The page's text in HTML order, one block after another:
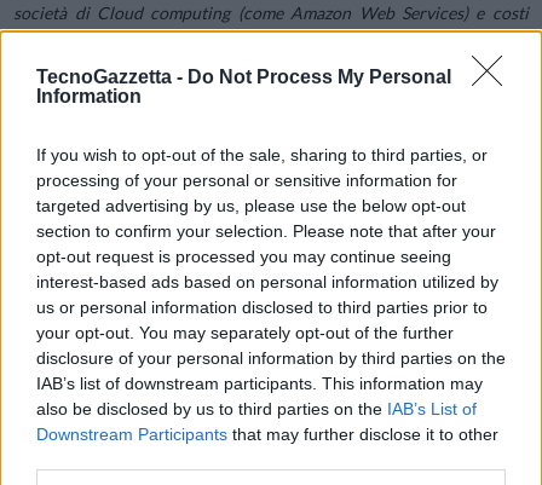
TecnoGazzetta - Do Not Process My Personal
Information
If you wish to opt-out of the sale, sharing to third parties, or
processing of your personal or sensitive information for
targeted advertising by us, please use the below opt-out
section to confirm your selection. Please note that after your
opt-out request is processed you may continue seeing
interest-based ads based on personal information utilized by
us or personal information disclosed to third parties prior to
your opt-out. You may separately opt-out of the further
disclosure of your personal information by third parties on the
IAB’s list of downstream participants. This information may
also be disclosed by us to third parties on the IAB’s List of
Downstream Participants that may further disclose it to other
società di Cloud computing (come Amazon Web Services) e costi
dell’inferenza sia significativo (come Apple e Meta). Sarà interessante
sentire cosa diranno le grandi aziende tecnologiche, che stanno
esempio, Meta e Microsoft riportano i loro dati questa sera.
A partire da martedì mattina, il settore AI è tornato ai livelli di inizio
mese. Il Goldman Sachs AI Basket, che include circa 108 aziende
collegate all’intelligenza artificiale, dai semiconduttori all’energia
fino ai data center, è tornato solo ai livelli di inizio gennaio. Questo
suggerisce che nel breve termine potrebbe esserci un’ulteriore
rotazione e ampliamento del mercato.
Ma forse il dato più significativo della sessione di lunedì riguarda